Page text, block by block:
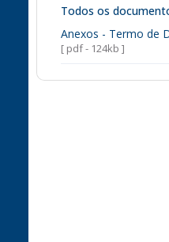
Todos os
Anexos - Termo de
[ pdf - 124kb ]